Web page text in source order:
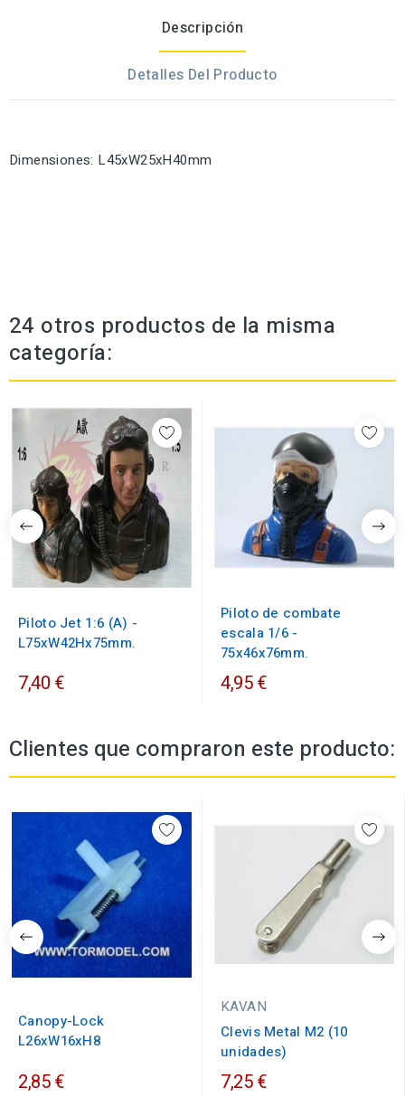
Descripción
Detalles Del Producto
Dimensiones: L45xW25xH40mm
24 otros productos de la misma
categoría:
Piloto Jet 1:6 (A) -
L75xW42Hx75mm.
7,40 €
Piloto de combate
escala 1/6 -
75x46x76mm.
4,95 €
Clientes que compraron este producto:
Canopy-Lock
L26xW16xH8
2,85 €
KAVAN
Clevis Metal M2 (10
unidades)
7,25 €